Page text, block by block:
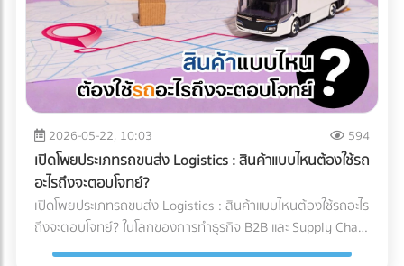
ฉุกเฉิน สรุป 3 ข้อแนะนำก่อนเริ่มงาน: 1. เช็กประวัติน้ำท่วมย้อน
หลัง 2. เตรียมเนินดินหรือพื้นที่สูงสำหรับจอดเครื่องจักรหลังเลิก
งาน 3. จัดทำแผนฉุกเฉินในการอพยพเครื่องจักร กำลังเตรียม
พื้นที่ก่อสร้าง หรือต้องการเช่าเครื่องจักรหนัก หรือวางแผน
จัดการเรื่องน้ำ? ค้นหาและเปรียบเทียบบริการได้ที่ At-Once
แพลตฟอร์มรวมธุรกิจ B2B อันดับหนึ่งของไทย
แน่นแบบตายตัว AI จะเรียนรู้ภาพของอาหารที่สมบูรณ์แบบนับ
หมื่นภาพ เมื่อเจอสิ่งผิดปกติที่ซ่อนอยู่ในพื้นผิวที่ซับซ้อน (เช่น
ซีเรียล หรือถั่วรวม) AI จะประมวลผลและคัดแยกได้อย่างแม่นยำ 3
เทรนด์ความสามารถใหม่ของระบบ QC อาหารอัตโนมัติ 1. การ
ตรวจจับสิ่งแปลกปลอมความหนาแน่นต่ำ: AI ช่วยให้เครื่องสแกน
x-ray ตรวจจับพลาสติกบาง, ยาง, หรือกระดูกอ่อนในเนื้อสัตว์
ซึ่งเป็นสิ่งที่รังสี X-ray แบบเดิมมักจะมองข้าม 2. ตรวจสอบบรรจุ
ภัณฑ์และน้ำหนักในขั้นตอนเดียว: เครื่อง X-ray ยุคใหม่สามารถ
ตรวจสอบรอยซีลรั่ว สินค้าแหว่งหาย และเช็กน้ำหนักรวมไปพร้อม
กับการหาสิ่งแปลกปลอมในเสี้ยววินาที 3. Data Analytics &
Cloud Monitoring: เชื่อมต่อข้อมูลขึ้น Cloud แบบ Real-time
2026-05-22, 10:03 594
เปิดโพยประเภทรถขนส่ง Logistics : สินค้าแบบไหนต้องใช้รถ
อะไรถึงจะตอบโจทย์?
เปิดโพยประเภทรถขนส่ง Logistics : สินค้าแบบไหนต้องใช้รถอะไร
ถึงจะตอบโจทย์? ในโลกของการทำธุรกิจ B2B และ Supply Chain
การขนส่งสินค้าไม่ใช่แค่การนำของจากจุด A ไปส่งที่จุด B แต่คือ